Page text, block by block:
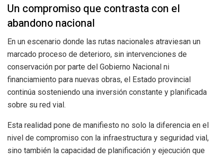
Un compromiso que contrasta con el
abandono nacional
En un escenario donde las rutas nacionales atraviesan un
marcado proceso de deterioro, sin intervenciones de
conservación por parte del Gobierno Nacional ni
financiamiento para nuevas obras, el Estado provincial
continúa sosteniendo una inversión constante y planificada
sobre su red vial.
Esta realidad pone de manifiesto no solo la diferencia en el
nivel de compromiso con la infraestructura y seguridad vial,
sino también la capacidad de planificación y ejecución que